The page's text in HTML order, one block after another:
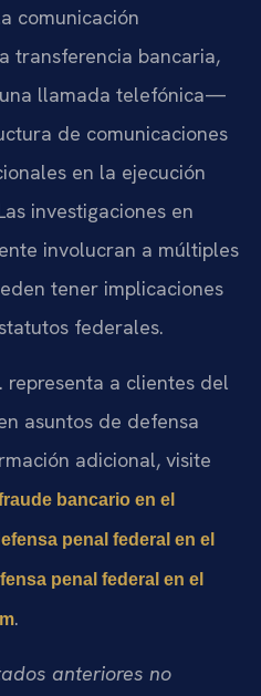
comunicación
transferencia bancaria,
llamada telefónica—
de comunicaciones
en la ejecución
investigaciones en
involucran a múltiples
tener implicaciones
federales.
representa a clientes del
asuntos de defensa
adicional, visite
bancario en el
penal federal en el
penal federal en el
.
anteriores no